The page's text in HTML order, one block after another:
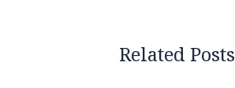
Related Posts